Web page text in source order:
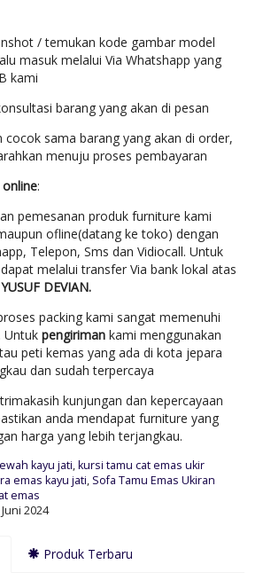
/ temukan kode gambar model
masuk melalui Via Whatshapp yang
kami
barang yang akan di pesan
cocok sama barang yang akan di order,
menuju proses pembayaran
:
pemesanan produk furniture kami
ofline(datang ke toko) dengan
Telepon, Sms dan Vidiocall. Untuk
melalui transfer Via bank lokal atas
DEVIAN.
packing kami sangat memenuhi
Untuk pengiriman kami menggunakan
peti kemas yang ada di kota jepara
dan sudah terpercaya
kunjungan dan kepercayaan
anda mendapat furniture yang
harga yang lebih terjangkau.
kayu jati,kursi tamu cat emas ukir
emas kayu jati, Sofa Tamu Emas Ukiran
emas
2024
Produk Terbaru